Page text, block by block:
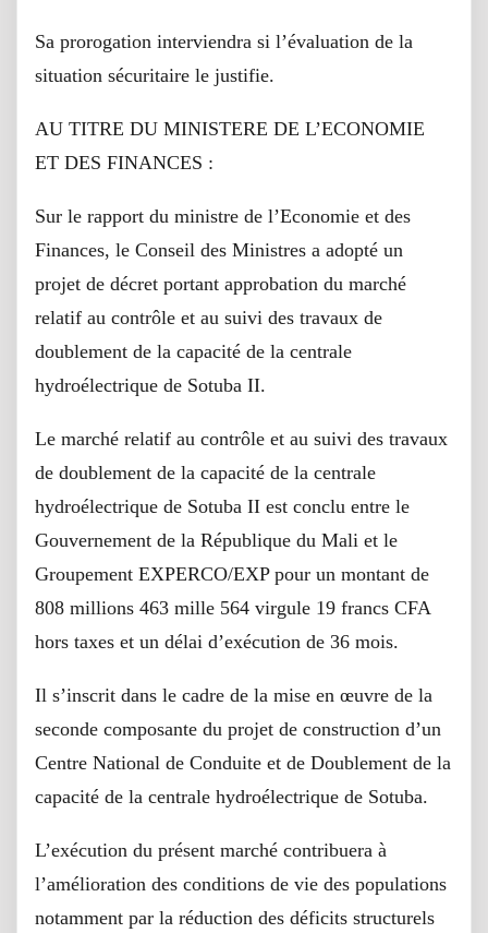
Sa prorogation interviendra si l’évaluation de la
situation sécuritaire le justifie.
AU TITRE DU MINISTERE DE L’ECONOMIE
ET DES FINANCES :
Sur le rapport du ministre de l’Economie et des
Finances, le Conseil des Ministres a adopté un
projet de décret portant approbation du marché
relatif au contrôle et au suivi des travaux de
doublement de la capacité de la centrale
hydroélectrique de Sotuba II.
Le marché relatif au contrôle et au suivi des travaux
de doublement de la capacité de la centrale
hydroélectrique de Sotuba II est conclu entre le
Gouvernement de la République du Mali et le
Groupement EXPERCO/EXP pour un montant de
808 millions 463 mille 564 virgule 19 francs CFA
hors taxes et un délai d’exécution de 36 mois.
Il s’inscrit dans le cadre de la mise en œuvre de la
seconde composante du projet de construction d’un
Centre National de Conduite et de Doublement de la
capacité de la centrale hydroélectrique de Sotuba.
L’exécution du présent marché contribuera à
l’amélioration des conditions de vie des populations
notamment par la réduction des déficits structurels